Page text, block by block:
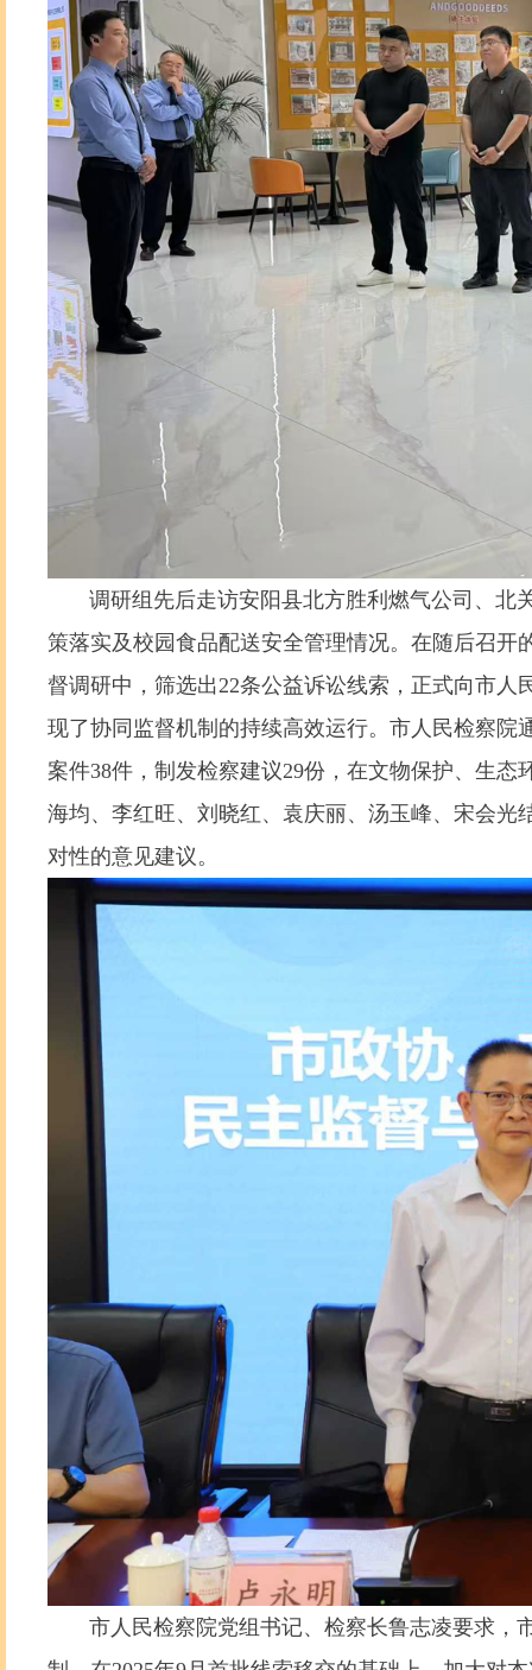
调研组先后走访安阳县北方胜利燃气公司、北
策落实及校园食品配送安全管理情况。在随后召开
督调研中，筛选出22条公益诉讼线索，正式向市人
现了协同监督机制的持续高效运行。市人民检察院
案件38件，制发检察建议29份，在文物保护、生
海均、李红旺、刘晓红、袁庆丽、汤玉峰、宋会光
对性的意见建议。
市人民检察院党组书记、检察长鲁志凌要求，